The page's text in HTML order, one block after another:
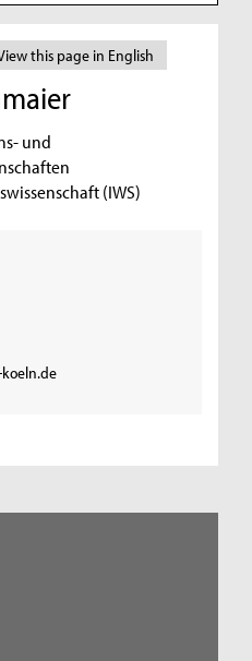
this page in English
und
(IWS)